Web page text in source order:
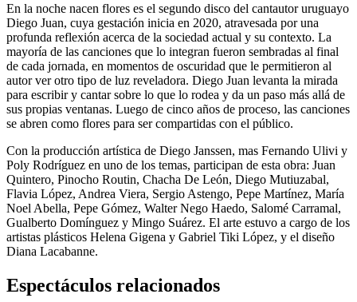
En la noche nacen flores es el segundo disco del cantautor uruguayo
Diego Juan, cuya gestación inicia en 2020, atravesada por una
profunda reflexión acerca de la sociedad actual y su contexto. La
mayoría de las canciones que lo integran fueron sembradas al final
de cada jornada, en momentos de oscuridad que le permitieron al
autor ver otro tipo de luz reveladora. Diego Juan levanta la mirada
para escribir y cantar sobre lo que lo rodea y da un paso más allá de
sus propias ventanas. Luego de cinco años de proceso, las canciones
se abren como flores para ser compartidas con el público.
Con la producción artística de Diego Janssen, mas Fernando Ulivi y
Poly Rodríguez en uno de los temas, participan de esta obra: Juan
Quintero, Pinocho Routin, Chacha De León, Diego Mutiuzabal,
Flavia López, Andrea Viera, Sergio Astengo, Pepe Martínez, María
Noel Abella, Pepe Gómez, Walter Nego Haedo, Salomé Carramal,
Gualberto Domínguez y Mingo Suárez. El arte estuvo a cargo de los
artistas plásticos Helena Gigena y Gabriel Tiki López, y el diseño
Diana Lacabanne.
Espectáculos relacionados